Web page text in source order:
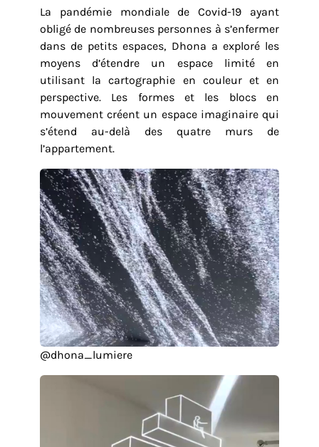
La pandémie mondiale de Covid-19 ayant
obligé de nombreuses personnes à s’enfermer
dans de petits espaces, Dhona a exploré les
moyens d’étendre un espace limité en
utilisant la cartographie en couleur et en
perspective. Les formes et les blocs en
mouvement créent un espace imaginaire qui
s’étend au-delà des quatre murs de
l’appartement.
@dhona_lumiere